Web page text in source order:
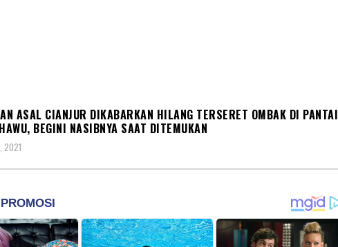
ASAL CIANJUR DIKABARKAN HILANG TERSERET OMBAK DI PANTAI
BEGINI NASIBNYA SAAT DITEMUKAN
2021